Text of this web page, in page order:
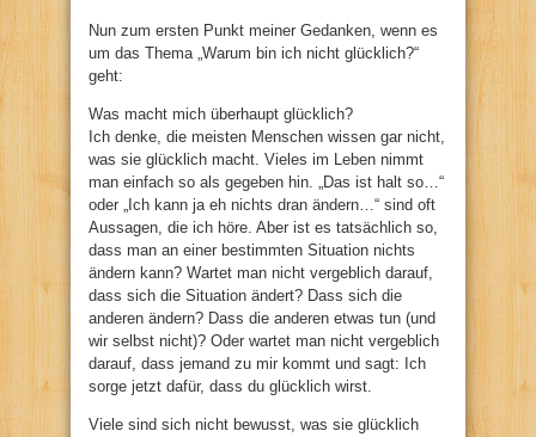
Nun zum ersten Punkt meiner Gedanken, wenn es
um das Thema „Warum bin ich nicht glücklich?“
geht:
Was macht mich überhaupt glücklich?
Ich denke, die meisten Menschen wissen gar nicht,
was sie glücklich macht. Vieles im Leben nimmt
man einfach so als gegeben hin. „Das ist halt so…“
oder „Ich kann ja eh nichts dran ändern…“ sind oft
Aussagen, die ich höre. Aber ist es tatsächlich so,
dass man an einer bestimmten Situation nichts
ändern kann? Wartet man nicht vergeblich darauf,
dass sich die Situation ändert? Dass sich die
anderen ändern? Dass die anderen etwas tun (und
wir selbst nicht)? Oder wartet man nicht vergeblich
darauf, dass jemand zu mir kommt und sagt: Ich
sorge jetzt dafür, dass du glücklich wirst.
Viele sind sich nicht bewusst, was sie glücklich